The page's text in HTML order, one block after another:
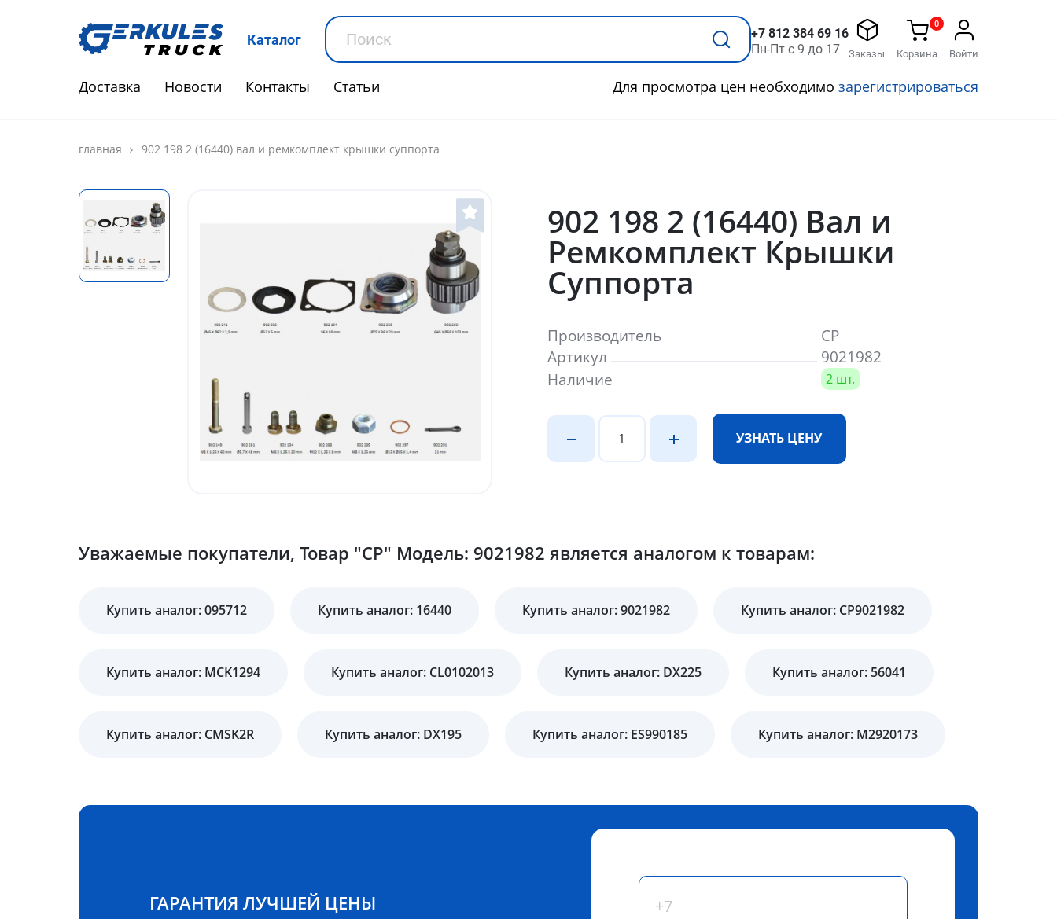
Каталог
+7 812 384 69 16
Пн-Пт с 9 до 17
Заказы
0
Корзина Войти
Доставка Новости Контакты Статьи Для просмотра цен необходимо зарегистрироваться
главная 902 198 2 (16440) вал и ремкомплект крышки суппорта
902 198 2 (16440) Вал и
Ремкомплект Крышки
Суппорта
Производитель
CP
Артикул
9021982
Наличие
2 шт.
УЗНАТЬ ЦЕНУ
Уважаемые покупатели, Товар "CP" Модель: 9021982 является аналогом к товарам:
Купить аналог: 095712 Купить аналог: 16440 Купить аналог: 9021982 Купить аналог: CP9021982
Купить аналог: MCK1294 Купить аналог: CL0102013 Купить аналог: DX225 Купить аналог: 56041
Купить аналог: CMSK2R Купить аналог: DX195 Купить аналог: ES990185 Купить аналог: M2920173
ГАРАНТИЯ ЛУЧШЕЙ ЦЕНЫ